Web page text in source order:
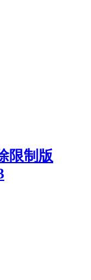
限制版